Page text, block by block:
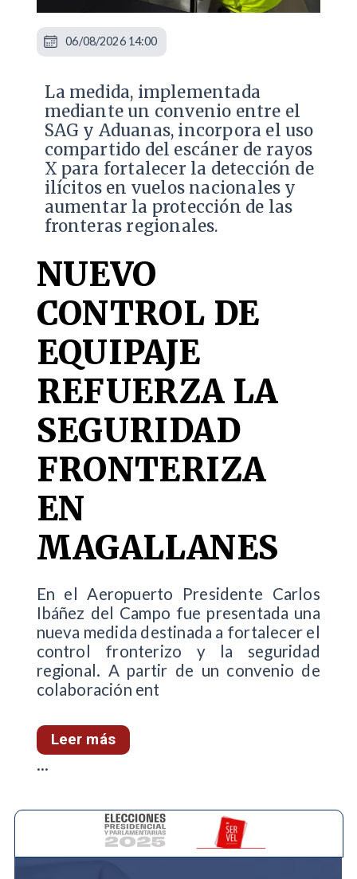
La medida, implementada
mediante un convenio entre el
SAG y Aduanas, incorpora el uso
compartido del escáner de rayos
X para fortalecer la detección de
ilícitos en vuelos nacionales y
aumentar la protección de las
fronteras regionales.
NUEVO
CONTROL DE
EQUIPAJE
REFUERZA LA
SEGURIDAD
FRONTERIZA
EN
MAGALLANES
En el Aeropuerto Presidente Carlos
Ibáñez del Campo fue presentada una
nueva medida destinada a fortalecer el
control fronterizo y la seguridad
regional. A partir de un convenio de
colaboración ent
Leer más
06/08/2026 14:00
...